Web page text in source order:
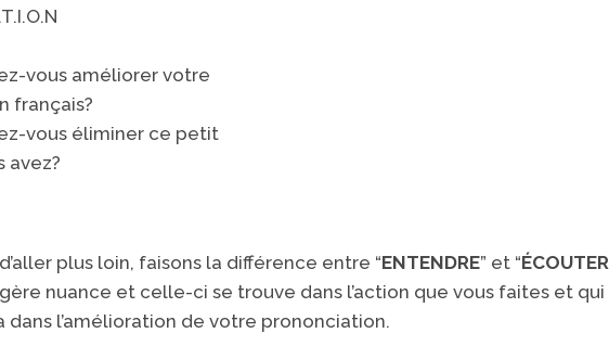
vous améliorer votre
français?
vous éliminer ce petit
avez?
plus loin, faisons la différence entre “ENTENDRE” et “ÉCOUTER
nuance et celle-ci se trouve dans l’action que vous faites​ et qui
dans l’amélioration de votre prononciation.